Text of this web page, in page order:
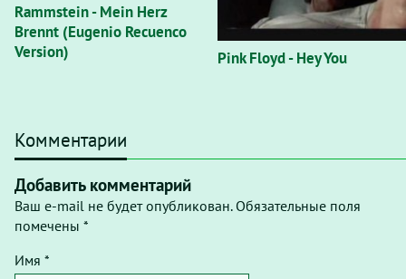
Rammstein - Mein Herz
Brennt (Eugenio Recuenco
Version)
Pink Floyd - Hey You
Комментарии
Добавить комментарий
Ваш e-mail не будет опубликован. Обязательные поля
помечены *
Имя *